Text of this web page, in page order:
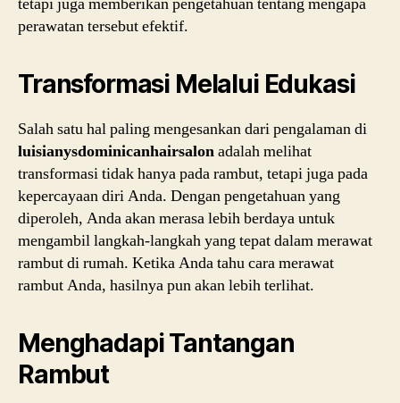
perawatan tersebut efektif.
Transformasi Melalui Edukasi
Salah satu hal paling mengesankan dari pengalaman di
luisianysdominicanhairsalonadalah melihat
transformasi tidak hanya pada rambut, tetapi juga pada
kepercayaan diri Anda. Dengan pengetahuan yang
diperoleh, Anda akan merasa lebih berdaya untuk
mengambil langkah-langkah yang tepat dalam merawat
rambut di rumah. Ketika Anda tahu cara merawat
rambut Anda, hasilnya pun akan lebih terlihat.
Menghadapi Tantangan
Rambut